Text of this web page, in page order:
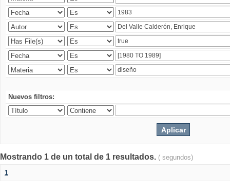
Nuevos filtros:
Mostrando 1 de un total de 1 resultados. ( segundos)
1